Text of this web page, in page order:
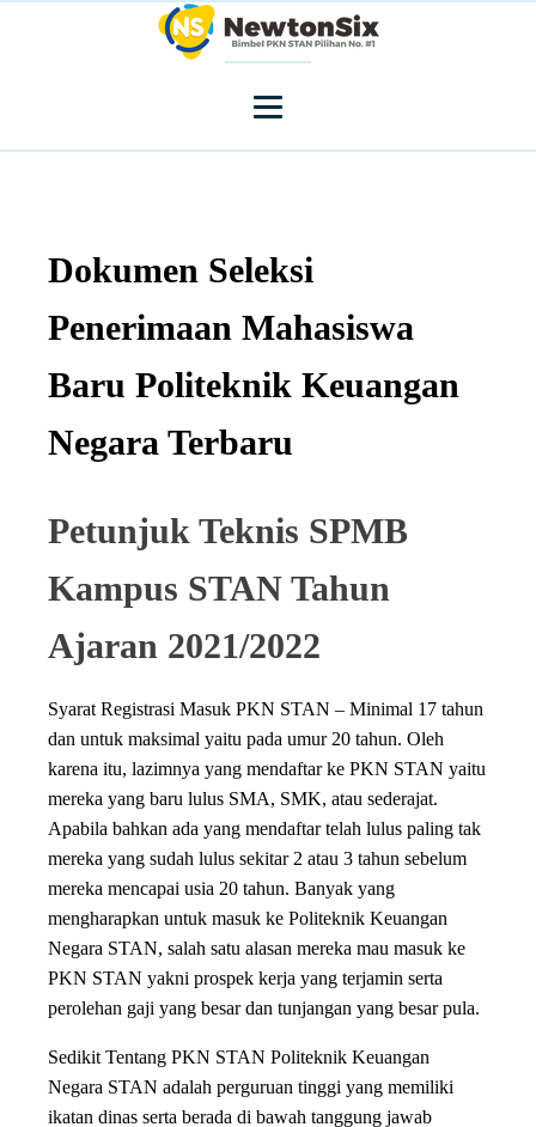
Dokumen Seleksi
Penerimaan Mahasiswa
Baru Politeknik Keuangan
Negara Terbaru
Petunjuk Teknis SPMB
Kampus STAN Tahun
Ajaran 2021/2022
Syarat Registrasi Masuk PKN STAN – Minimal 17 tahun
dan untuk maksimal yaitu pada umur 20 tahun. Oleh
karena itu, lazimnya yang mendaftar ke PKN STAN yaitu
mereka yang baru lulus SMA, SMK, atau sederajat.
Apabila bahkan ada yang mendaftar telah lulus paling tak
mereka yang sudah lulus sekitar 2 atau 3 tahun sebelum
mereka mencapai usia 20 tahun. Banyak yang
mengharapkan untuk masuk ke Politeknik Keuangan
Negara STAN, salah satu alasan mereka mau masuk ke
PKN STAN yakni prospek kerja yang terjamin serta
perolehan gaji yang besar dan tunjangan yang besar pula.
Sedikit Tentang PKN STAN Politeknik Keuangan
Negara STAN adalah perguruan tinggi yang memiliki
ikatan dinas serta berada di bawah tanggung jawab